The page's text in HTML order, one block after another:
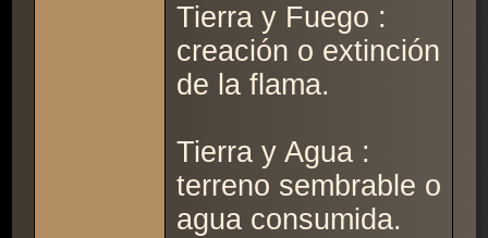
Tierra y Fuego :
creación o extinción
de la flama.
Tierra y Agua :
terreno sembrable o
agua consumida.